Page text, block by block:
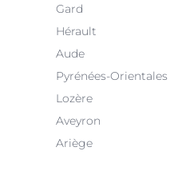
Gard
Hérault
Aude
Pyrénées-Orientales
Lozère
Aveyron
Ariège